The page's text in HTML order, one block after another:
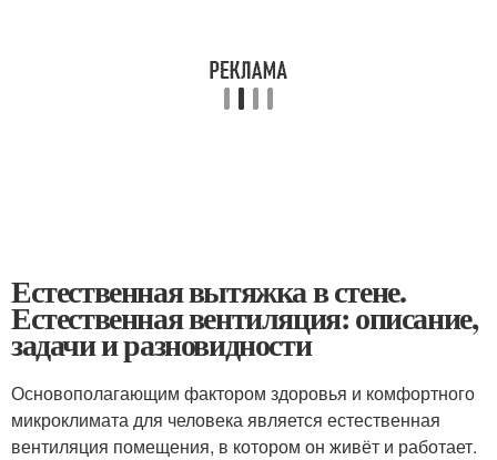
Естественная вытяжка в стене.
Естественная вентиляция: описание,
задачи и разновидности
Основополагающим фактором здоровья и комфортного
микроклимата для человека является естественная
вентиляция помещения, в котором он живёт и работает.